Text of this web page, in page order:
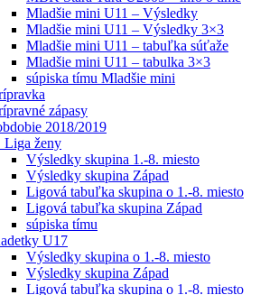
Mladšie mini U11 – Výsledky
Mladšie mini U11 – Výsledky 3×3
Mladšie mini U11 – tabuľka súťaže
Mladšie mini U11 – tabulka 3×3
súpiska tímu Mladšie mini
zápasy
2018/2019
Liga ženy
Výsledky skupina 1.-8. miesto
Výsledky skupina Západ
Ligová tabuľka skupina o 1.-8. miesto
Ligová tabuľka skupina Západ
súpiska tímu
U17
Výsledky skupina o 1.-8. miesto
Výsledky skupina Západ
Ligová tabuľka skupina o 1.-8. miesto